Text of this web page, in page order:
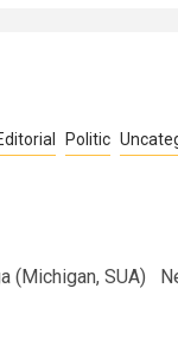
Politic
(Michigan, SUA)